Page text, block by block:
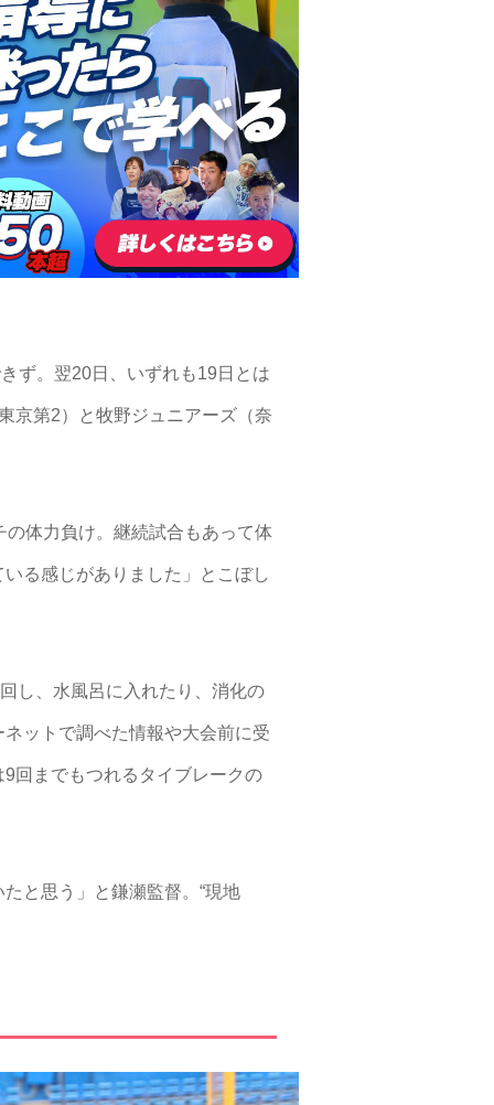
ず。翌20日、いずれも19日とは
京第2）と牧野ジュニアーズ（奈
体力負け。継続試合もあって体
る感じがありました」とこぼし
し、水風呂に入れたり、消化の
ットで調べた情報や大会前に受
回までもつれるタイブレークの
と思う」と鎌瀬監督。“現地